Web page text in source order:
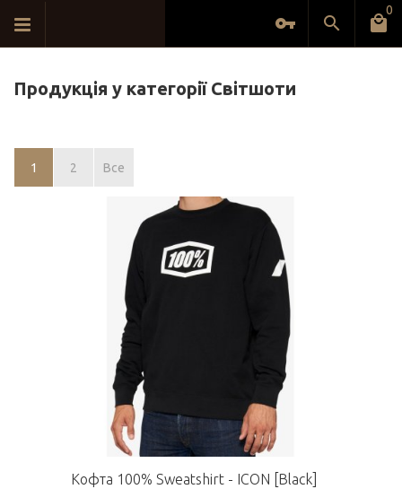
0
Продукція у категорії Світшоти
1 2 Все
Кофта 100% Sweatshirt - ICON [Black]